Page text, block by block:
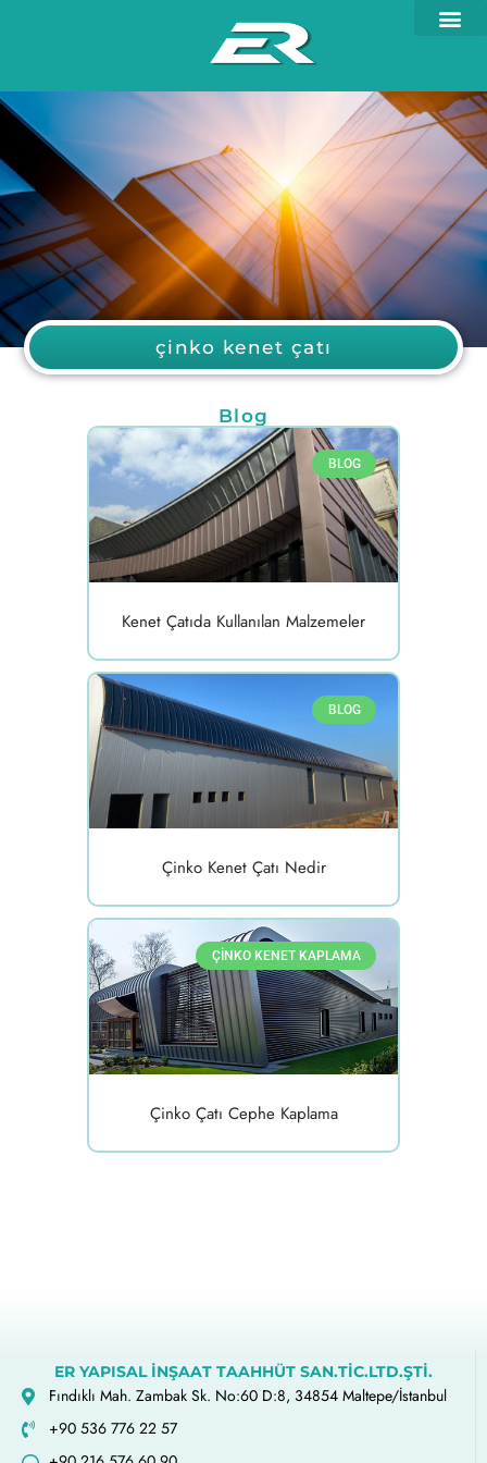
çinko kenet çatı
Blog
BLOG
Kenet Çatıda Kullanılan Malzemeler
BLOG
Çinko Kenet Çatı Nedir
ÇINKO KENET KAPLAMA
Çinko Çatı Cephe Kaplama
ER YAPISAL İNŞAAT TAAHHÜT SAN.TİC.LTD.ŞTİ.
Fındıklı Mah. Zambak Sk. No:60 D:8, 34854 Maltepe/İstanbul
+90 536 776 22 57